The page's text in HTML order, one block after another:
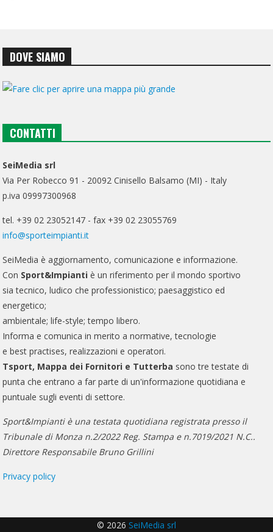
DOVE SIAMO
CONTATTI
SeiMedia srl
Via Per Robecco 91 - 20092 Cinisello Balsamo (MI) - Italy
p.iva 09997300968
tel. +39 02 23052147 - fax +39 02 23055769
info@sporteimpianti.it
SeiMedia è aggiornamento, comunicazione e informazione.
Con Sport&Impianti è un riferimento per il mondo sportivo
sia tecnico, ludico che professionistico; paesaggistico ed
energetico;
ambientale; life-style; tempo libero.
Informa e comunica in merito a normative, tecnologie
e best practises, realizzazioni e operatori.
Tsport, Mappa dei Fornitori e Tutterba sono tre testate di
punta che entrano a far parte di un'informazione quotidiana e
puntuale sugli eventi di settore.
Sport&Impianti è una testata quotidiana registrata presso il
Tribunale di Monza n.2/2022 Reg. Stampa e n.7019/2021 N.C..
Direttore Responsabile Bruno Grillini
Privacy policy
© 2026 SeiMedia srl